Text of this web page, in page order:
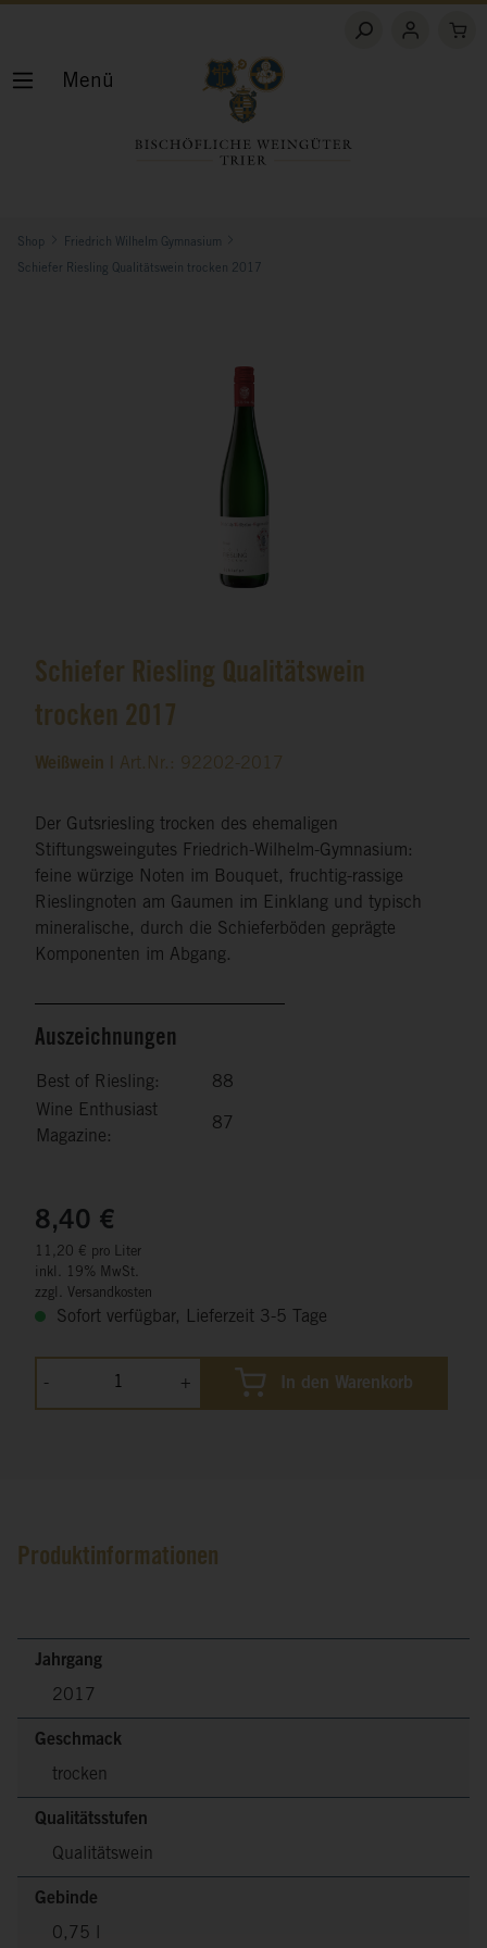
Shop Friedrich Wilhelm Gymnasium
Schiefer Riesling Qualitätswein trocken 2017
Schiefer Riesling Qualitätswein
trocken 2017
Weißwein | Art.Nr.: 92202-2017
Der Gutsriesling trocken des ehemaligen
Stiftungsweingutes Friedrich-Wilhelm-Gymnasium:
feine würzige Noten im Bouquet, fruchtig-rassige
Rieslingnoten am Gaumen im Einklang und typisch
mineralische, durch die Schieferböden geprägte
Komponenten im Abgang.
Auszeichnungen
Best of Riesling:
88
Wine Enthusiast
Magazine:
87
8,40 €
11,20 € pro Liter
inkl. 19% MwSt.
zzgl. Versandkosten
Sofort verfügbar, Lieferzeit 3-5 Tage
- + In den Warenkorb
Produktinformationen
Jahrgang
2017
Geschmack
trocken
Qualitätsstufen
Qualitätswein
Gebinde
0,75 l
Menü